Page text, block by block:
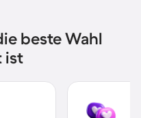
beste Wahl
ist